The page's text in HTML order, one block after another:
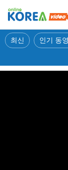
최신 인기 동